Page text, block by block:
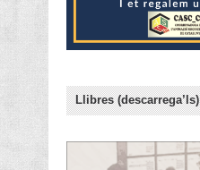
Llibres (descarrega’ls)